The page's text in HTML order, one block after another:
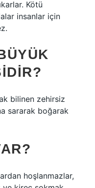
Kötü
insanlar için
bilinen zehirsiz
sararak boğarak
hoşlanmazlar,